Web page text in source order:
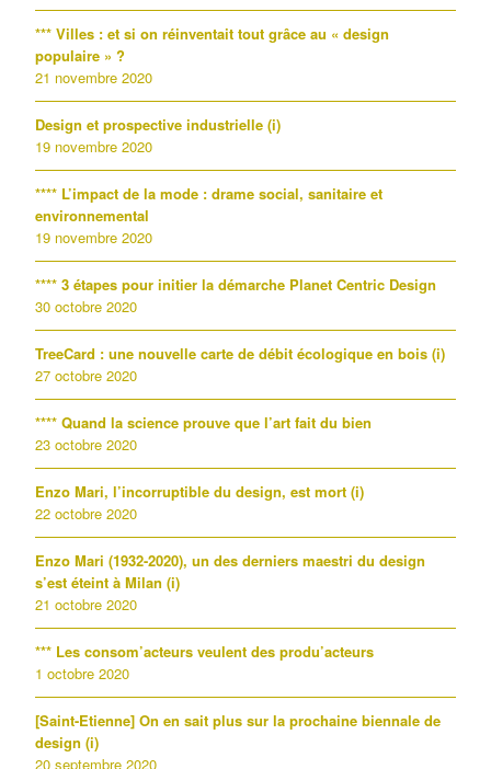
*** Villes : et si on réinventait tout grâce au « design
populaire » ?
21 novembre 2020
Design et prospective industrielle (i)
19 novembre 2020
**** L’impact de la mode : drame social, sanitaire et
environnemental
19 novembre 2020
**** 3 étapes pour initier la démarche Planet Centric Design
30 octobre 2020
TreeCard : une nouvelle carte de débit écologique en bois (i)
27 octobre 2020
**** Quand la science prouve que l’art fait du bien
23 octobre 2020
Enzo Mari, l’incorruptible du design, est mort (i)
22 octobre 2020
Enzo Mari (1932-2020), un des derniers maestri du design
s’est éteint à Milan (i)
21 octobre 2020
*** Les consom’acteurs veulent des produ’acteurs
1 octobre 2020
[Saint-Etienne] On en sait plus sur la prochaine biennale de
design (i)
20 septembre 2020